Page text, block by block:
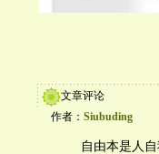
文章评论
作者： Siubuding
自由本是人